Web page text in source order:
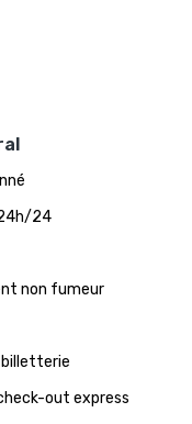
24
non fumeur
out express